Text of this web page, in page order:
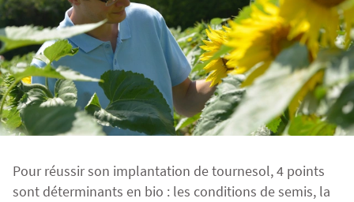
Pour réussir son implantation de tournesol, 4 points
sont déterminants en bio : les conditions de semis, la
Fourragères
Plantain fourrager
Ray-grass anglais
Protéagineux
Semences Bio
Fourragères Bio
Tournesol
Blé
Orge
Résultats d’essais Orge
Résultats d'essais Triticale
Résultats d'essais Protéagineux
Colza
Blé
Orge